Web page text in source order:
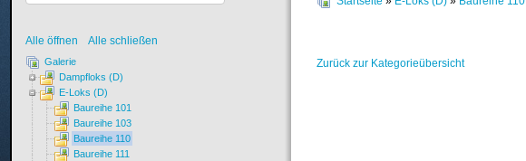
Zurück zur Kategorieübersicht
Alle öffnen Alle schließen
Galerie
Dampfloks (D)
E-Loks (D)
Baureihe 101
Baureihe 103
Baureihe 110
Baureihe 111